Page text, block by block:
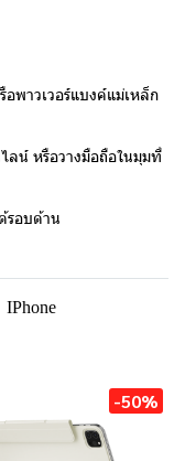
พาวเวอร์แบงค์แม่เหล็ก
ลน์ หรือวางมือถือในมุมที่
รอบด้าน
IPhone
-50%